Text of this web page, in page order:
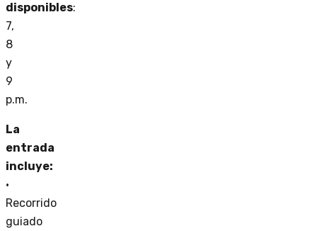
disponibles:
7,
8
y
9
p.m.
La
entrada
incluye:
•
Recorrido
guiado